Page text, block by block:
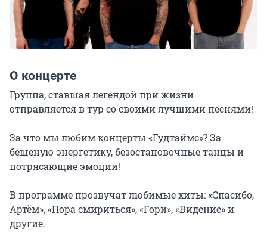
О концерте
Группа, ставшая легендой при жизни
отправляется в тур со своими лучшими песнями!
За что мы любим концерты «Гудтаймс»? За
бешеную энергетику, безостановочные танцы и
потрясающие эмоции!
В программе прозвучат любимые хиты: «Спасибо,
Артём», «Пора смириться», «Гори», «Видение» и
другие.